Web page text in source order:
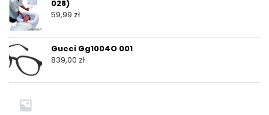
028)
59,99 zł
Gucci Gg1004O 001
839,00 zł